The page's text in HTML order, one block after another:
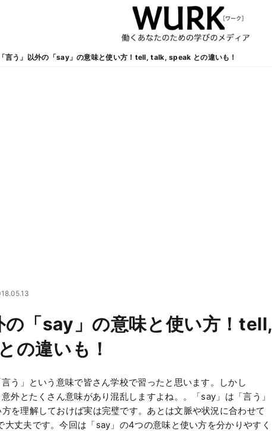
「言う」以外の「say」の意味と使い方！tell, talk, speak との違いも！
の「say」の意味と使い方！tell,
の違いも！
言う」という意味で皆さん学校で習ったと思います。しかし
外とたくさん意味があり混乱しますよね。。「say」は「言う」
を理解しておけば実は完璧です。あとは文脈や状況に合わせて
大丈夫です。今回は「say」の4つの意味と使い方を分かりやすく